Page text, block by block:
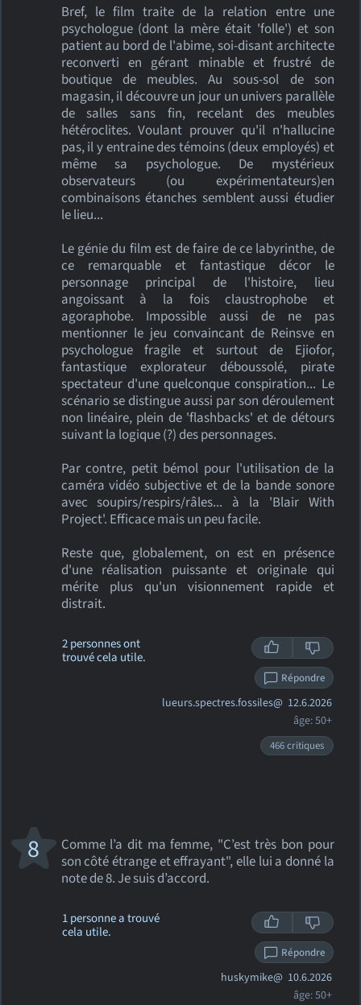
Bref, le film traite de la relation entre une
psychologue (dont la mère était 'folle') et son
patient au bord de l'abime, soi-disant architecte
reconverti en gérant minable et frustré de
boutique de meubles. Au sous-sol de son
magasin, il découvre un jour un univers parallèle
de salles sans fin, recelant des meubles
hétéroclites. Voulant prouver qu'il n'hallucine
pas, il y entraine des témoins (deux employés) et
même sa psychologue. De mystérieux
observateurs (ou expérimentateurs)en
combinaisons étanches semblent aussi étudier
le lieu...
Le génie du film est de faire de ce labyrinthe, de
ce remarquable et fantastique décor le
personnage principal de l'histoire, lieu
angoissant à la fois claustrophobe et
agoraphobe. Impossible aussi de ne pas
mentionner le jeu convaincant de Reinsve en
psychologue fragile et surtout de Ejiofor,
fantastique explorateur déboussolé, pirate
spectateur d'une quelconque conspiration... Le
scénario se distingue aussi par son déroulement
non linéaire, plein de 'flashbacks' et de détours
suivant la logique (?) des personnages.
Par contre, petit bémol pour l'utilisation de la
caméra vidéo subjective et de la bande sonore
avec soupirs/respirs/râles... à la 'Blair With
Project'. Efficace mais un peu facile.
Reste que, globalement, on est en présence
d'une réalisation puissante et originale qui
mérite plus qu'un visionnement rapide et
distrait.
2 personnes ont
trouvé cela utile.
Répondre
lueurs.spectres.fossiles@ 12.6.2026
âge: 50+
466 critiques
Comme l’a dit ma femme, "C’est très bon pour
son côté étrange et effrayant", elle lui a donné la
note de 8. Je suis d’accord.
8
1 personne a trouvé
cela utile.
Répondre
huskymike@ 10.6.2026
âge: 50+